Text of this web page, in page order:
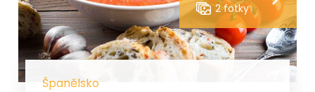
2 fotky
Španělsko